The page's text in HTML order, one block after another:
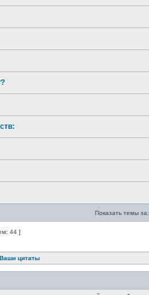
Показать темы за:
44 ]
Ваши цитаты